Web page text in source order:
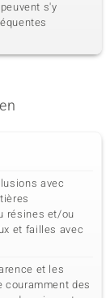
s'y
avec
résines et/ou
et failles avec
et les
des